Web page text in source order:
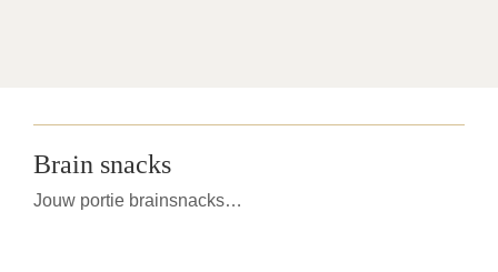
Brain snacks
Jouw portie brainsnacks…